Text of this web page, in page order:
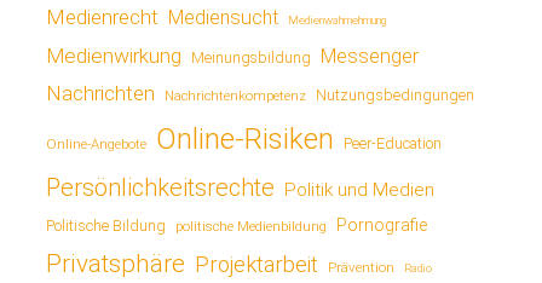
Medienrecht Mediensucht Medienwahrnehmung
Medienwirkung Meinungsbildung Messenger
Nachrichten Nachrichtenkompetenz Nutzungsbedingungen
Online-Angebote Online-Risiken Peer-Education
Persönlichkeitsrechte Politik und Medien
Politische Bildung politische Medienbildung Pornografie
Privatsphäre Projektarbeit Prävention Radio